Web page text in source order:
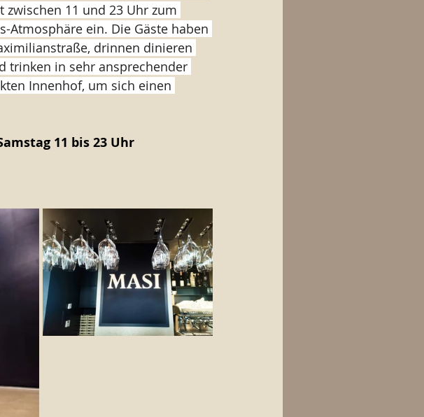
11 und 23 Uhr zum
Atmosphäre ein. Die Gäste haben
drinnen dinieren
trinken in sehr ansprechender
Innenhof, um sich einen
11 bis 23 Uhr